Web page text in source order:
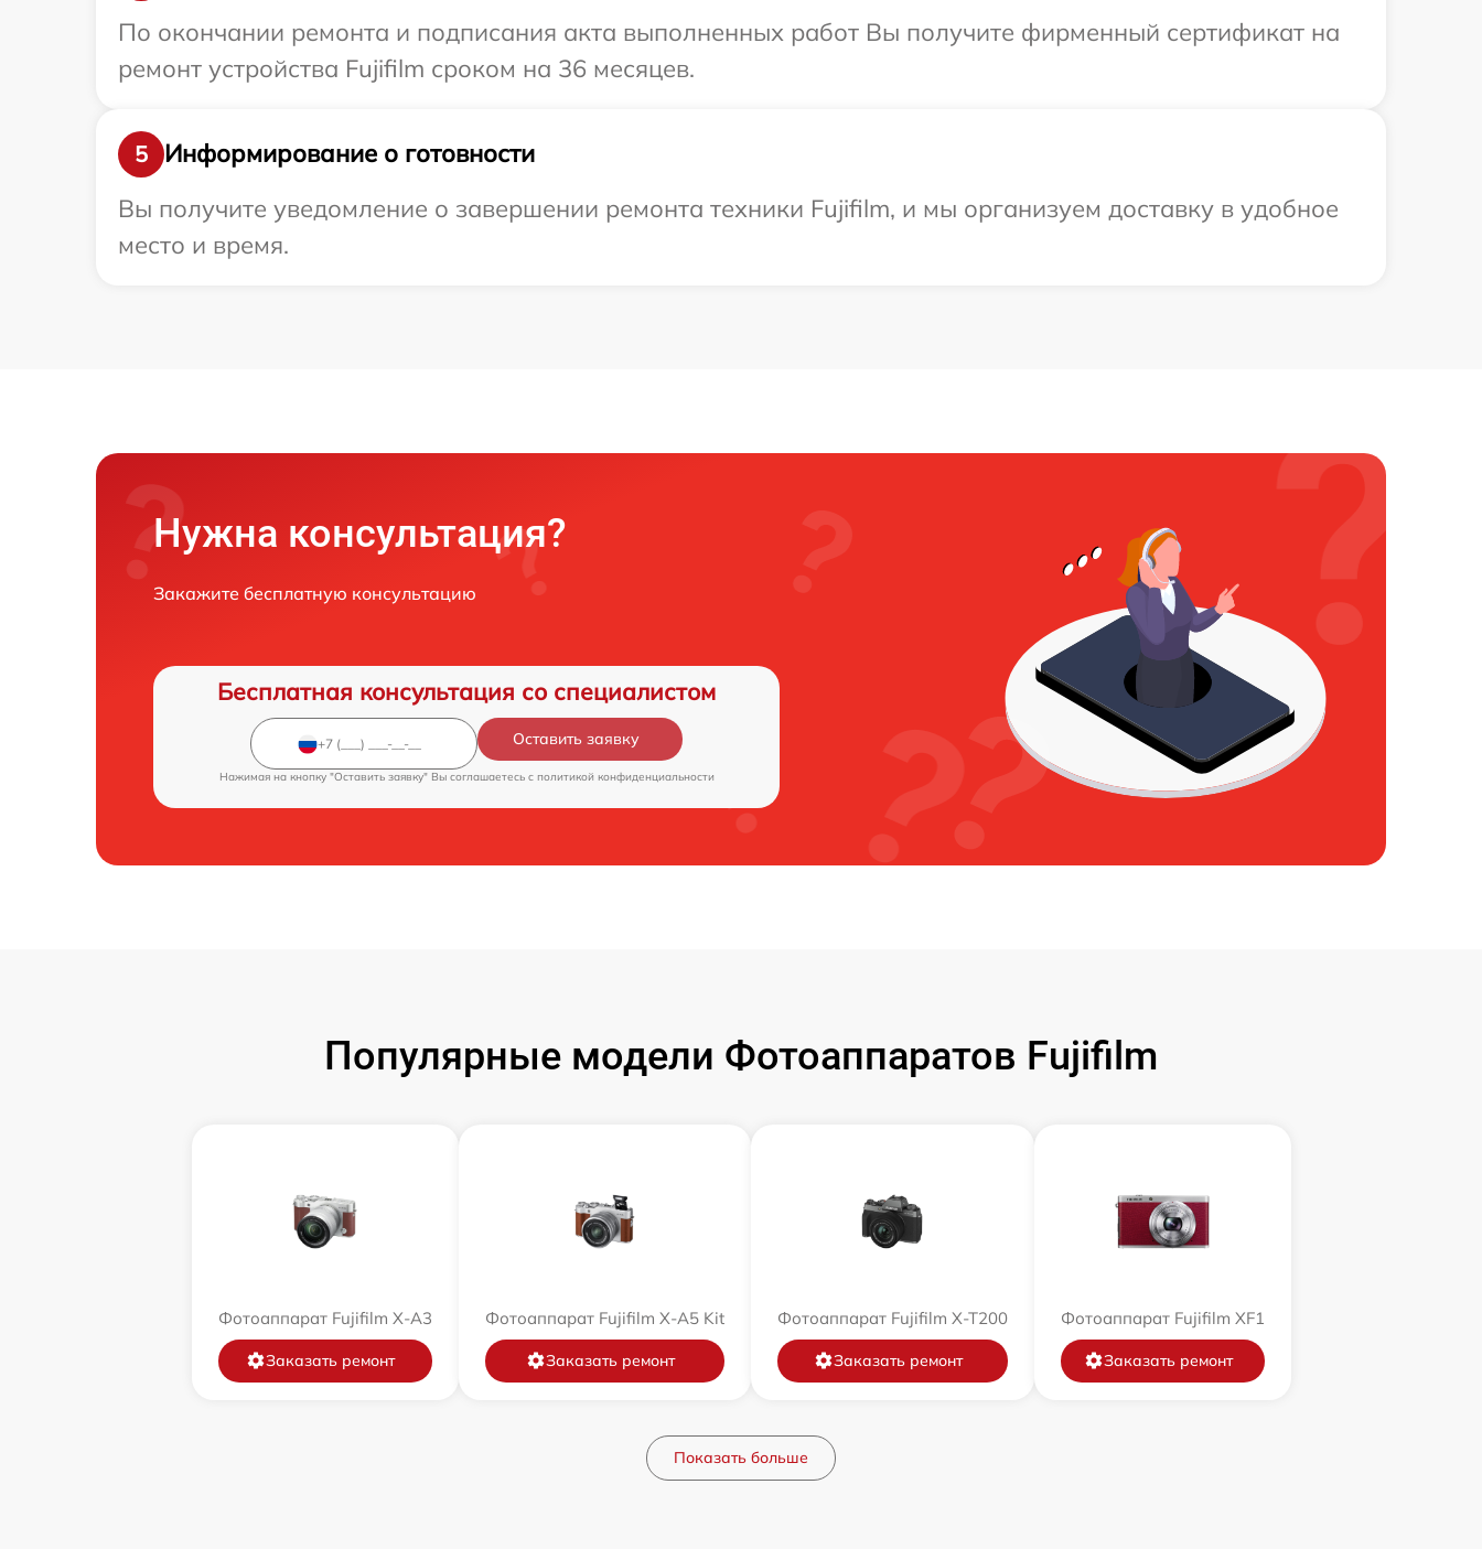
По окончании ремонта и подписания акта выполненных работ Вы получите фирменный сертификат на
ремонт устройства Fujifilm сроком на 36 месяцев.
5
Информирование о готовности
Вы получите уведомление о завершении ремонта техники Fujifilm, и мы организуем доставку в удобное
место и время.
Нужна консультация?
Закажите бесплатную консультацию
Бесплатная консультация со специалистом
Оставить заявку
Нажимая на кнопку "Оставить заявку" Вы соглашаетесь c политикой конфиденциальности
Популярные модели Фотоаппаратов Fujifilm
Фотоаппарат Fujifilm X-A3
Заказать ремонт
Фотоаппарат Fujifilm X-A5 Kit
Заказать ремонт
Фотоаппарат Fujifilm X-T200
Заказать ремонт
Фотоаппарат Fujifilm XF1
Заказать ремонт
Показать больше